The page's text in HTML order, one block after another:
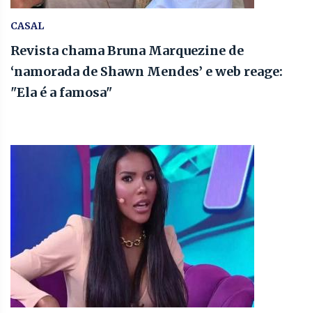
CASAL
Revista chama Bruna Marquezine de
‘namorada de Shawn Mendes’ e web reage:
"Ela é a famosa"